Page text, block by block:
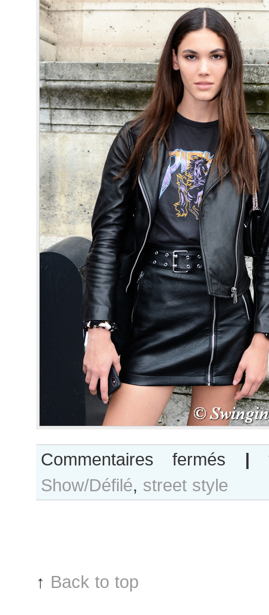
Commentaires fermés Natalie
Kuckenburg
after
|
Show/Défilé, street style
↑ Back to top